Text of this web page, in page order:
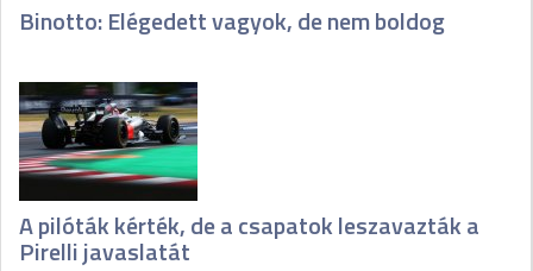
Binotto: Elégedett vagyok, de nem boldog
A pilóták kérték, de a csapatok leszavazták a
Pirelli javaslatát